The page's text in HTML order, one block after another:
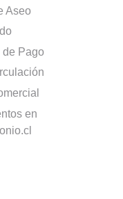
Aseo
Pago
en